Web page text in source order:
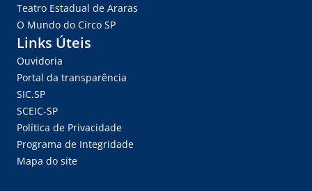
Teatro Estadual de Araras
O Mundo do Circo SP
Links Úteis
Ouvidoria
Portal da transparência
SIC.SP
SCEIC-SP
Política de Privacidade
Programa de Integridade
Mapa do site